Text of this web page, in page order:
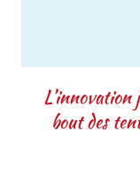
L’innovation
bout des